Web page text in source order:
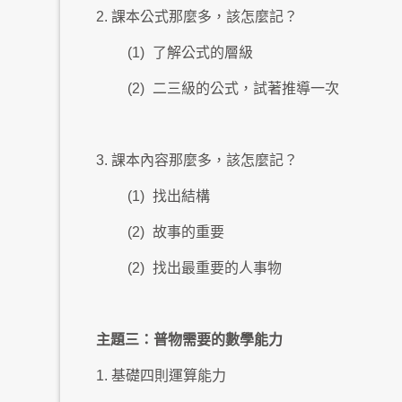
2. 課本公式那麼多，該怎麼記？
(1) 了解公式的層級
(2) 二三級的公式，試著推導一次
3. 課本內容那麼多，該怎麼記？
(1) 找出結構
(2) 故事的重要
(2) 找出最重要的人事物
主題三：普物需要的數學能力
1. 基礎四則運算能力